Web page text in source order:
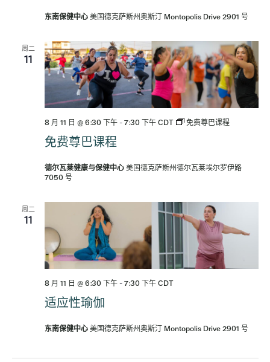
东南保健中心美国德克萨斯州奥斯汀 Montopolis Drive 2901 号
周二
11
免费尊巴课程
8 月 11 日 @ 6:30 下午-7:30 下午 CDT 免费尊巴课程
德尔瓦莱健康与保健中心美国德克萨斯州德尔瓦莱埃尔罗伊路
7050 号
周二
11
适应性瑜伽
8 月 11 日 @ 6:30 下午-7:30 下午 CDT
东南保健中心美国德克萨斯州奥斯汀 Montopolis Drive 2901 号